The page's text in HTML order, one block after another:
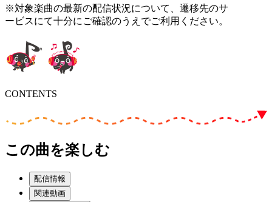
※対象楽曲の最新の配信状況について、遷移先のサ
ービスにて十分にご確認のうえでご利用ください。
CONTENTS
この曲を楽しむ
配信情報
関連動画